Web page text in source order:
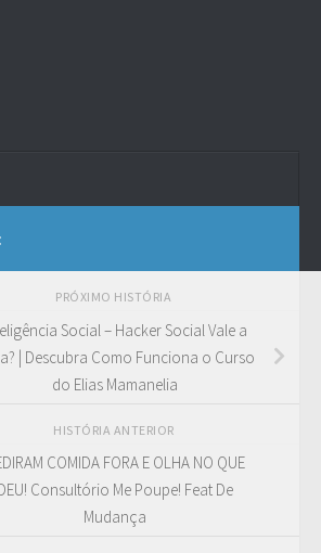
PRÓXIMO HISTÓRIA
Social – Hacker Social Vale a
| Descubra Como Funciona o Curso
do Elias Mamanelia
HISTÓRIA ANTERIOR
COMIDA FORA E OLHA NO QUE
Consultório Me Poupe! Feat De
Mudança